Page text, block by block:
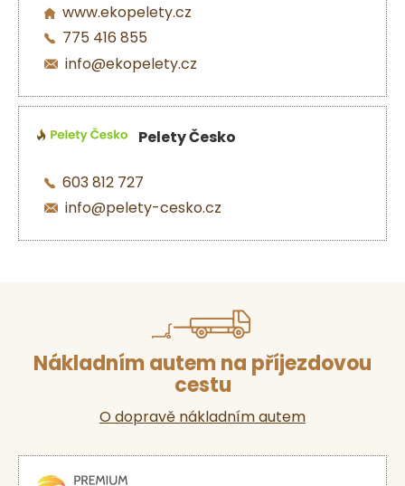
www.ekopelety.cz
775 416 855
info@ekopelety.cz
Pelety Česko
603 812 727
info@pelety-cesko.cz
Nákladním autem na příjezdovou
cestu
O dopravě nákladním autem